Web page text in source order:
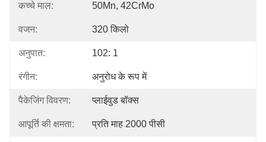
कच्चे माल: 50Mn, 42CrMo
वजन: 320 किलो
अनुपात: 102: 1
रंगीन: अनुरोध के रूप में
पैकेजिंग विवरण: प्लाईवुड बॉक्स
आपूर्ति की क्षमता: प्रति माह 2000 पीसी